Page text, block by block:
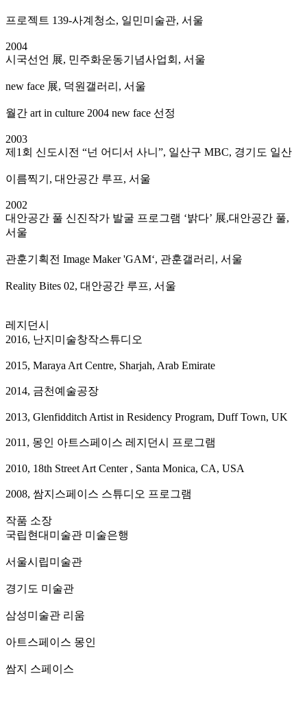
프로젝트 139-사계청소, 일민미술관, 서울
2004
시국선언 展, 민주화운동기념사업회, 서울
new face 展, 덕원갤러리, 서울
월간 art in culture 2004 new face 선정
2003
제1회 신도시전 “넌 어디서 사니”, 일산구 MBC, 경기도 일산
이름찍기, 대안공간 루프, 서울
2002
대안공간 풀 신진작가 발굴 프로그램 ‘밝다’ 展,대안공간 풀,
서울
관훈기획전 Image Maker 'GAM‘, 관훈갤러리, 서울
Reality Bites 02, 대안공간 루프, 서울
레지던시
2016, 난지미술창작스튜디오
2015, Maraya Art Centre, Sharjah, Arab Emirate
2014, 금천예술공장
2013, Glenfidditch Artist in Residency Program, Duff Town, UK
2011, 몽인 아트스페이스 레지던시 프로그램
2010, 18th Street Art Center , Santa Monica, CA, USA
2008, 쌈지스페이스 스튜디오 프로그램
작품 소장
국립현대미술관 미술은행
서울시립미술관
경기도 미술관
삼성미술관 리움
아트스페이스 몽인
쌈지 스페이스